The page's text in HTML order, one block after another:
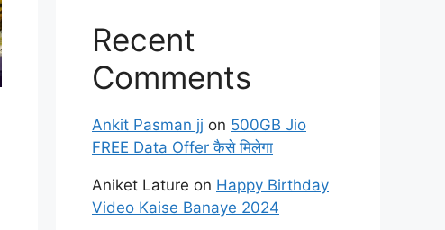
Recent
Comments
Ankit Pasman jj on 500GB Jio
FREE Data Offer कैसे मिलेगा
Aniket Lature on Happy Birthday
Video Kaise Banaye 2024